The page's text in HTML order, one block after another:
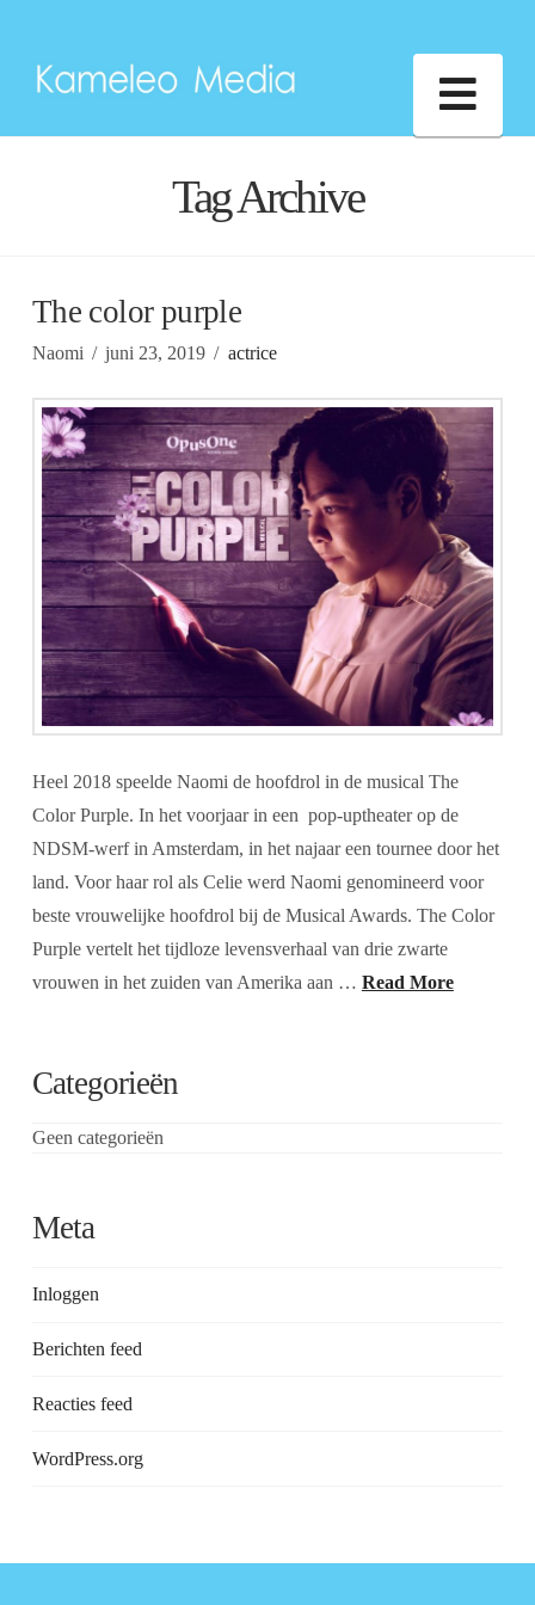
Tag Archive
The color purple
Naomi juni 23, 2019 actrice
Heel 2018 speelde Naomi de hoofdrol in de musical The
Color Purple. In het voorjaar in een pop-uptheater op de
NDSM-werf in Amsterdam, in het najaar een tournee door het
land. Voor haar rol als Celie werd Naomi genomineerd voor
beste vrouwelijke hoofdrol bij de Musical Awards. The Color
Purple vertelt het tijdloze levensverhaal van drie zwarte
vrouwen in het zuiden van Amerika aan … Read More
Categorieën
Geen categorieën
Meta
Inloggen
Berichten feed
Reacties feed
WordPress.org